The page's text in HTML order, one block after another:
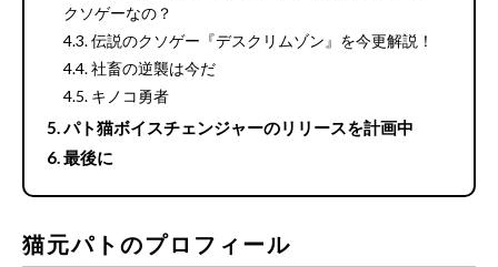
クソゲーなの？
伝説のクソゲー『デスクリムゾン』を今更解説！
社畜の逆襲は今だ
キノコ勇者
パト猫ボイスチェンジャーのリリースを計画中
最後に
猫元パトのプロフィール